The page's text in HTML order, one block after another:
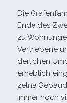
Die
Ende des
zu
Vertriebene
der­li­chen
erheb­lich
zelne
immer noch